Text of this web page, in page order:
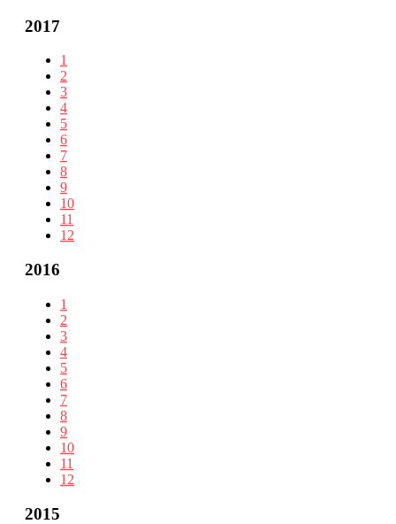
2017
1
2
3
4
5
6
7
8
9
10
11
12
2016
1
2
3
4
5
6
7
8
9
10
11
12
2015